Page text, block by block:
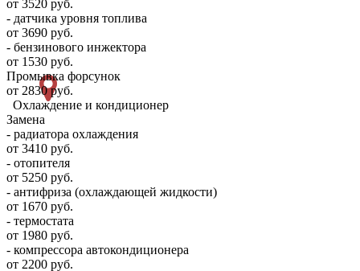
от 3520 руб.
- датчика уровня топлива
от 3690 руб.
- бензинового инжектора
от 1530 руб.
Промывка форсунок
от 2830 руб.
Охлаждение и кондиционер
Замена
- радиатора охлаждения
от 3410 руб.
- отопителя
от 5250 руб.
- антифриза (охлаждающей жидкости)
от 1670 руб.
- термостата
от 1980 руб.
- компрессора автокондиционера
от 2200 руб.